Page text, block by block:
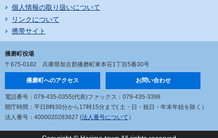
個人情報の取り扱いについて
リンクについて
携帯サイト
播磨町役場
〒675-0182 兵庫県加古郡播磨町東本荘1丁目5番30号
播磨町へのアクセス お問い合わせ
電話番号：079-435-0355(代表)ファックス：079-435-3398
開庁時間：平日8時30分から17時15分まで( 土・日・祝日・年末年始を除く）
法人番号：4000020283827 (法人番号について ）